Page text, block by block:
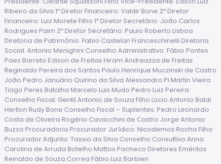
Ribeiro da Silva 1º Diretor Financeiro: Valdir Bone 2º Diretor
Financeiro: Luiz Morete Filho 1º Diretor Secretário: João Carlos
Rodrigues Paim 2º Diretor Secretário: Paulo Roberto Lisboa
Diretoria de Patrimônio: Fabio Castelan Franceschinelli Diretoria
Social: Antonio Menighini Conselho Administrativo: Fábio Pontes
Paes Barreto Edison de Freitas Hiram Andreazza de Freitas
Reginaldo Pereira dos Santos Paulo Henrique Muczinski de Castro
João Pedro Januário Quirino da Silva Alessandro Pi Martin Vieira
Tiago Peres Batalha Marcelo Luis Mudo Pedro Luiz Pereira
Conselho Fiscal: Gentil Antonio de Souza Filho Lúcio Antonio Baldi
Herllon Rudy Bone Conselho Fiscal – Suplentes: Pedro Leonardo
Costa de Oliveira Rogério Cavacchini de Castro Jorge Antonio
Buzzo Procuradoria Procurador Jurídico: Nicodemos Rocha Filho
Procurador Adjunto: Tassio da Silva Conselho Consultivo Anna
Carolina de Arruda Botelho Mattos Pacheco Diretores Eméritos
Reinaldo de Souza Correa Fábio Luiz Barbieri